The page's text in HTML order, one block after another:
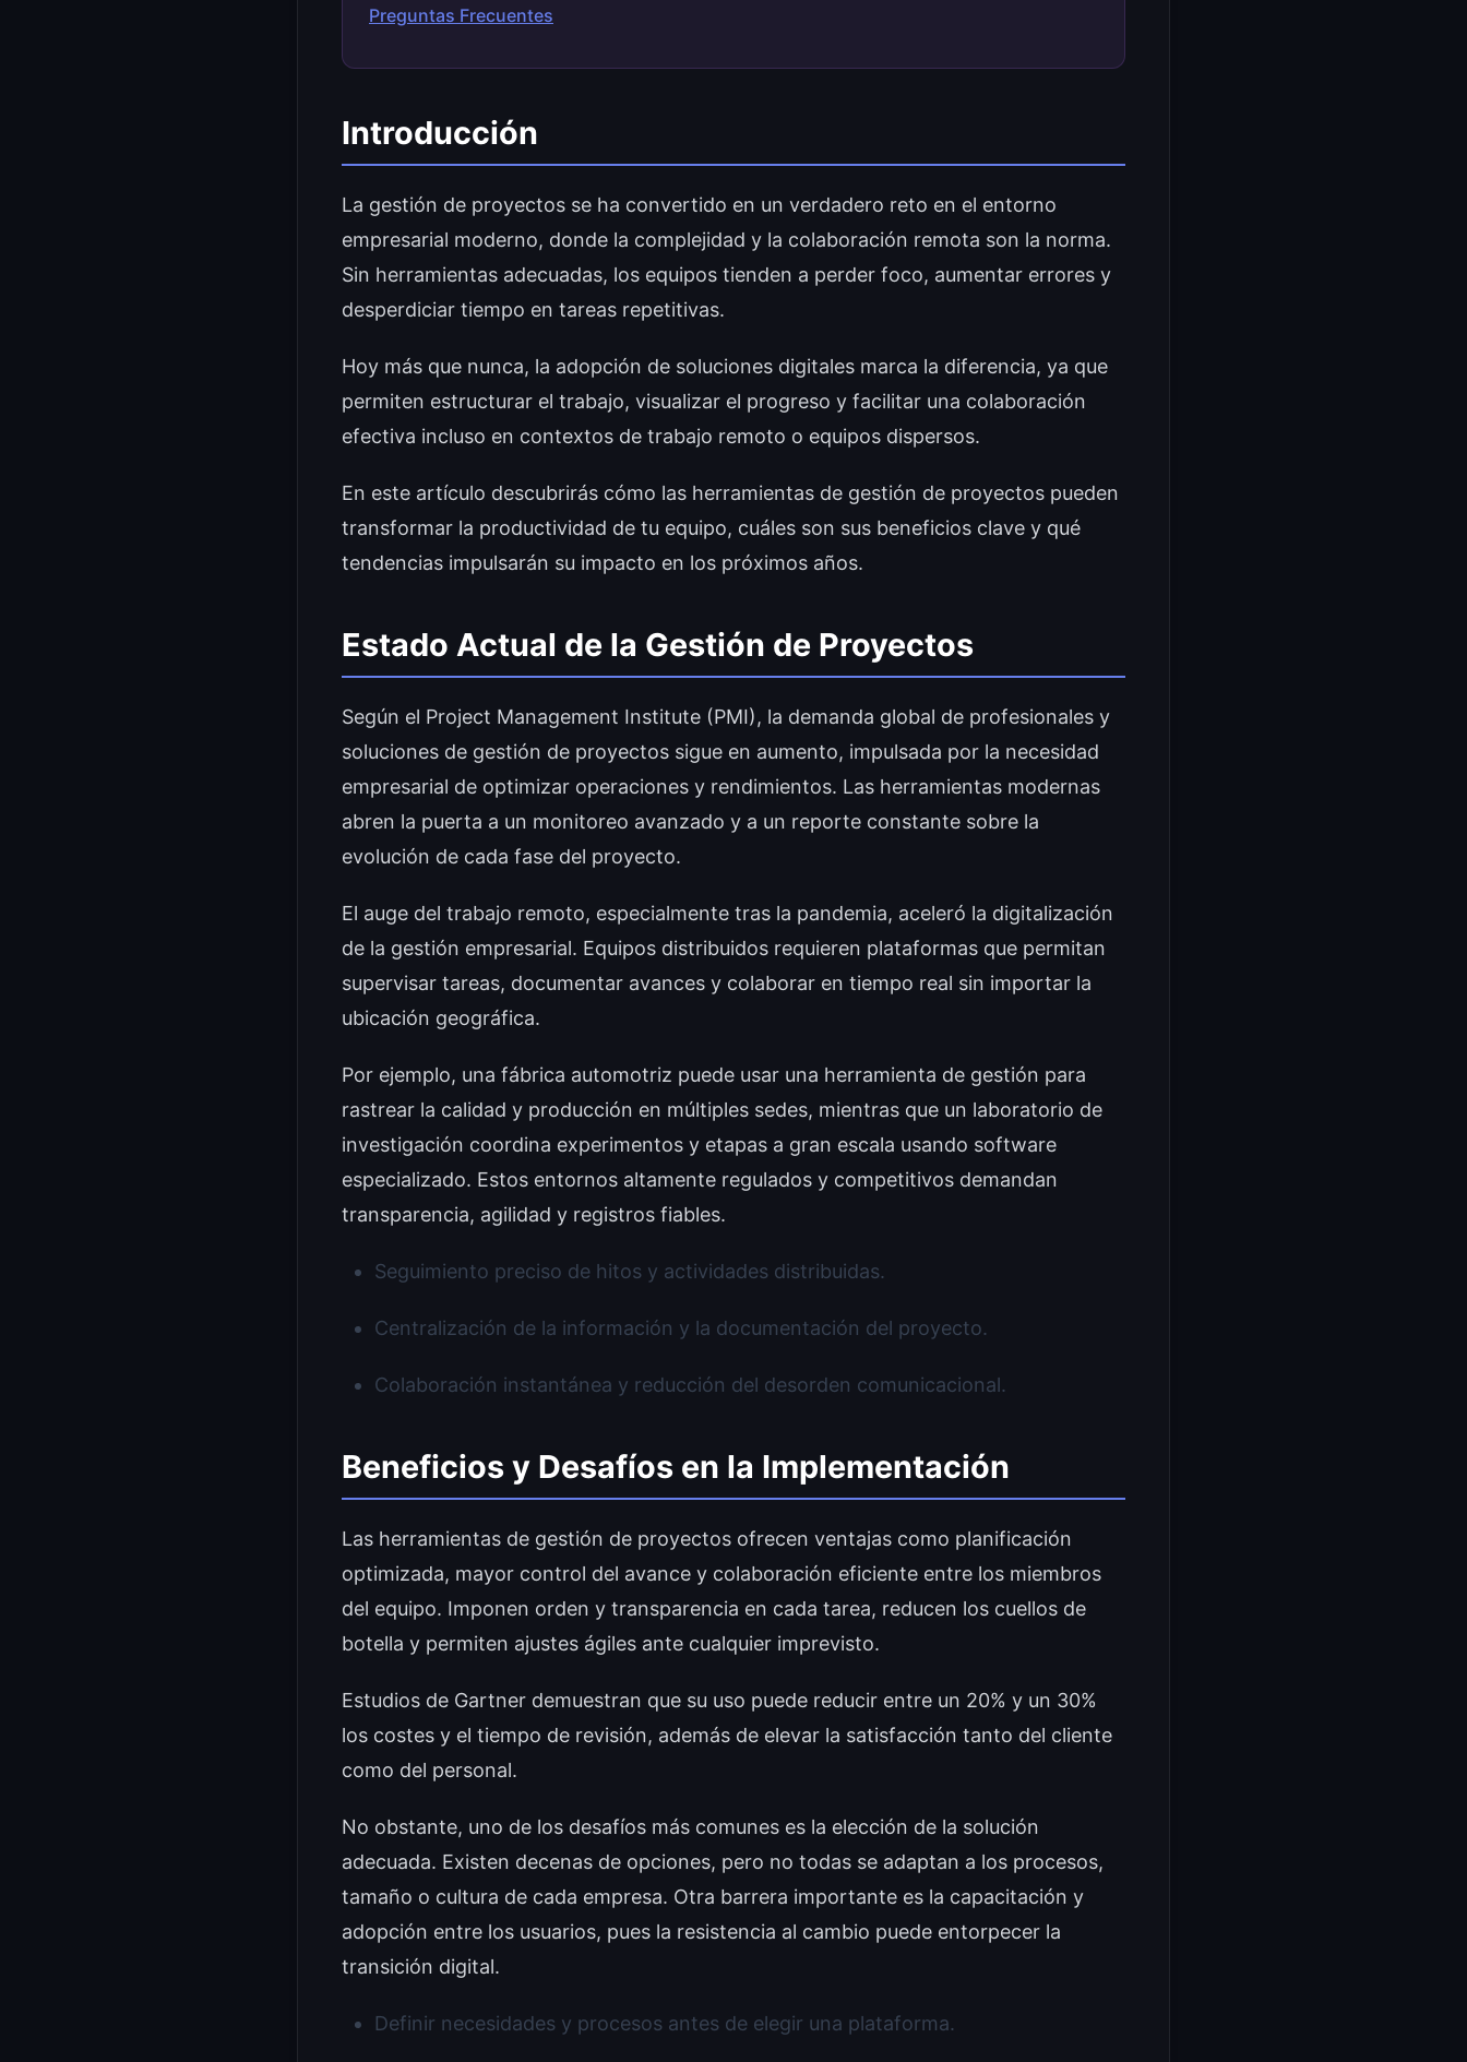
Preguntas Frecuentes
Introducción
La gestión de proyectos se ha convertido en un verdadero reto en el entorno
empresarial moderno, donde la complejidad y la colaboración remota son la norma.
Sin herramientas adecuadas, los equipos tienden a perder foco, aumentar errores y
desperdiciar tiempo en tareas repetitivas.
Hoy más que nunca, la adopción de soluciones digitales marca la diferencia, ya que
permiten estructurar el trabajo, visualizar el progreso y facilitar una colaboración
efectiva incluso en contextos de trabajo remoto o equipos dispersos.
En este artículo descubrirás cómo las herramientas de gestión de proyectos pueden
transformar la productividad de tu equipo, cuáles son sus beneficios clave y qué
tendencias impulsarán su impacto en los próximos años.
Estado Actual de la Gestión de Proyectos
Según el Project Management Institute (PMI), la demanda global de profesionales y
soluciones de gestión de proyectos sigue en aumento, impulsada por la necesidad
empresarial de optimizar operaciones y rendimientos. Las herramientas modernas
abren la puerta a un monitoreo avanzado y a un reporte constante sobre la
evolución de cada fase del proyecto.
El auge del trabajo remoto, especialmente tras la pandemia, aceleró la digitalización
de la gestión empresarial. Equipos distribuidos requieren plataformas que permitan
supervisar tareas, documentar avances y colaborar en tiempo real sin importar la
ubicación geográfica.
Por ejemplo, una fábrica automotriz puede usar una herramienta de gestión para
rastrear la calidad y producción en múltiples sedes, mientras que un laboratorio de
investigación coordina experimentos y etapas a gran escala usando software
especializado. Estos entornos altamente regulados y competitivos demandan
transparencia, agilidad y registros fiables.
Seguimiento preciso de hitos y actividades distribuidas.
Centralización de la información y la documentación del proyecto.
Colaboración instantánea y reducción del desorden comunicacional.
Beneficios y Desafíos en la Implementación
Las herramientas de gestión de proyectos ofrecen ventajas como planificación
optimizada, mayor control del avance y colaboración eficiente entre los miembros
del equipo. Imponen orden y transparencia en cada tarea, reducen los cuellos de
botella y permiten ajustes ágiles ante cualquier imprevisto.
Estudios de Gartner demuestran que su uso puede reducir entre un 20% y un 30%
los costes y el tiempo de revisión, además de elevar la satisfacción tanto del cliente
como del personal.
No obstante, uno de los desafíos más comunes es la elección de la solución
adecuada. Existen decenas de opciones, pero no todas se adaptan a los procesos,
tamaño o cultura de cada empresa. Otra barrera importante es la capacitación y
adopción entre los usuarios, pues la resistencia al cambio puede entorpecer la
transición digital.
Definir necesidades y procesos antes de elegir una plataforma.